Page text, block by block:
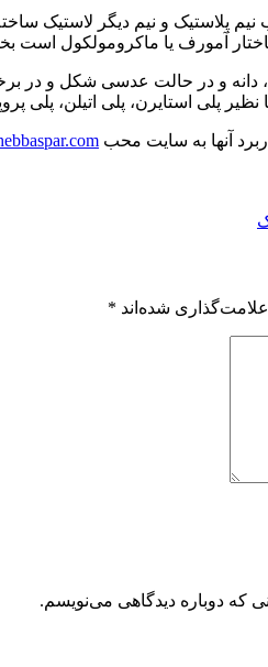
نیم پلاستیک و نیم دیگر لاستیک
آمورف یا ماکرومولکول است
پلی استایرن، پلی اتیلن، پلی
آنها به سایت محب
شده‌اند *
که دوباره دیدگاهی می‌نویسم.